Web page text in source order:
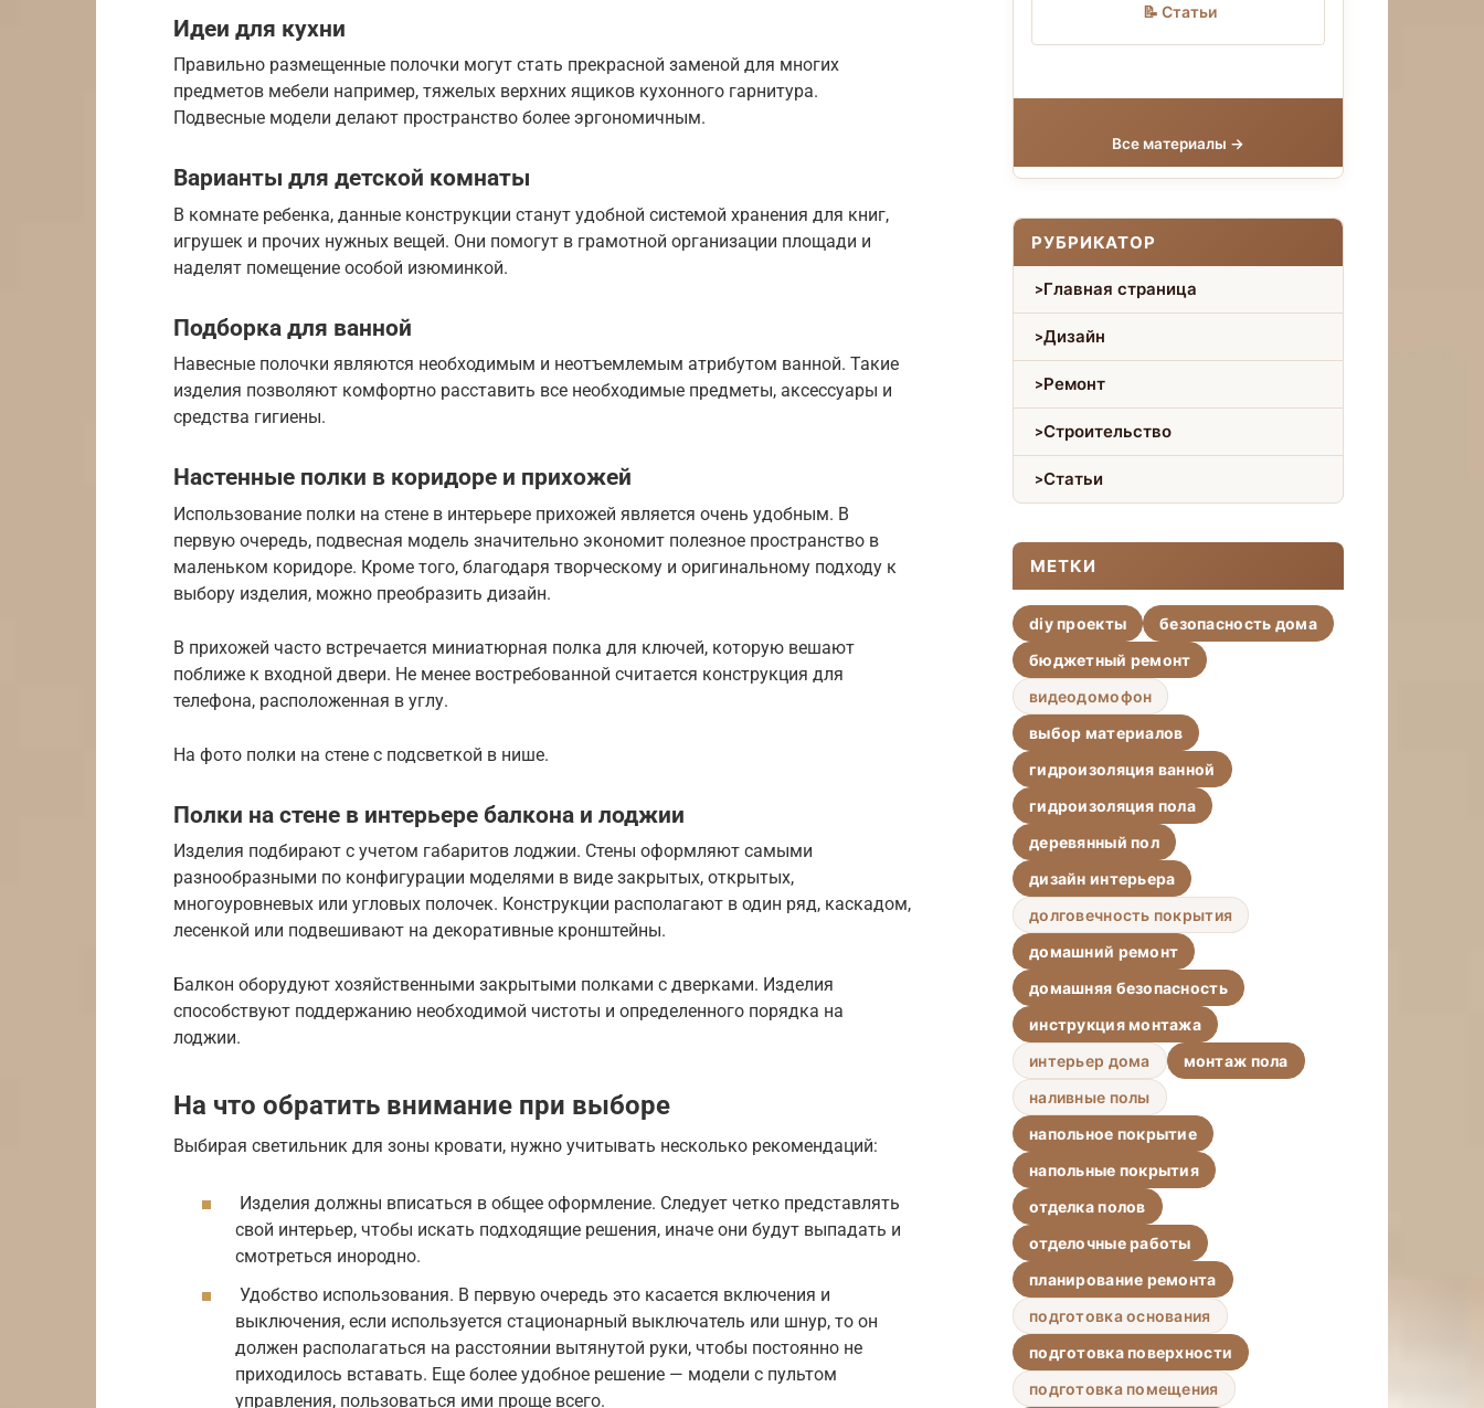
Идеи для кухни
Правильно размещенные полочки могут стать прекрасной заменой для многих
предметов мебели например, тяжелых верхних ящиков кухонного гарнитура.
Подвесные модели делают пространство более эргономичным.
Варианты для детской комнаты
В комнате ребенка, данные конструкции станут удобной системой хранения для книг,
игрушек и прочих нужных вещей. Они помогут в грамотной организации площади и
наделят помещение особой изюминкой.
Подборка для ванной
Навесные полочки являются необходимым и неотъемлемым атрибутом ванной. Такие
изделия позволяют комфортно расставить все необходимые предметы, аксессуары и
средства гигиены.
Настенные полки в коридоре и прихожей
Использование полки на стене в интерьере прихожей является очень удобным. В
первую очередь, подвесная модель значительно экономит полезное пространство в
маленьком коридоре. Кроме того, благодаря творческому и оригинальному подходу к
выбору изделия, можно преобразить дизайн.
В прихожей часто встречается миниатюрная полка для ключей, которую вешают
поближе к входной двери. Не менее востребованной считается конструкция для
телефона, расположенная в углу.
На фото полки на стене с подсветкой в нише.
Полки на стене в интерьере балкона и лоджии
Изделия подбирают с учетом габаритов лоджии. Стены оформляют самыми
разнообразными по конфигурации моделями в виде закрытых, открытых,
многоуровневых или угловых полочек. Конструкции располагают в один ряд, каскадом,
лесенкой или подвешивают на декоративные кронштейны.
Балкон оборудуют хозяйственными закрытыми полками с дверками. Изделия
способствуют поддержанию необходимой чистоты и определенного порядка на
лоджии.
На что обратить внимание при выборе
Выбирая светильник для зоны кровати, нужно учитывать несколько рекомендаций:
Изделия должны вписаться в общее оформление. Следует четко представлять
свой интерьер, чтобы искать подходящие решения, иначе они будут выпадать и
смотреться инородно.
Удобство использования. В первую очередь это касается включения и
выключения, если используется стационарный выключатель или шнур, то он
должен располагаться на расстоянии вытянутой руки, чтобы постоянно не
приходилось вставать. Еще более удобное решение — модели с пультом
управления, пользоваться ими проще всего.
📝 Статьи
Все материалы →
РУБРИКАТОР
Главная страница
Дизайн
Ремонт
Строительство
Статьи
МЕТКИ
diy проекты
безопасность дома
бюджетный ремонт
видеодомофон
выбор материалов
гидроизоляция ванной
гидроизоляция пола
деревянный пол
дизайн интерьера
долговечность покрытия
домашний ремонт
домашняя безопасность
инструкция монтажа
интерьер дома
монтаж пола
наливные полы
напольное покрытие
напольные покрытия
отделка полов
отделочные работы
планирование ремонта
подготовка основания
подготовка поверхности
подготовка помещения